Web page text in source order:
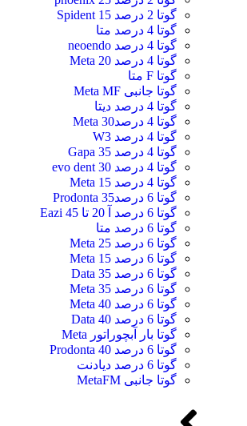
گوتا 2 درصد 15 Spident
گوتا 4 درصد متا
گوتا 4 درصد neoendo
گوتا 4 درصد 20 Meta
گوتا F متا
گوتا جانبی Meta MF
گوتا 4 درصد دیتا
گوتا 4 درصد30 Meta
گوتا 4 درصد W3
گوتا 4 درصد 35 Gapa
گوتا 4 درصد 30 evo dent
گوتا 4 درصد 15 Meta
گوتا 6 درصد35 Prodonta
گوتا 6 درصد آ 20 تا 45 Eazi
گوتا 6 درصد متا
گوتا 6 درصد 25 Meta
گوتا 6 درصد 15 Meta
گوتا 6 درصد 35 Data
گوتا 6 درصد 35 Meta
گوتا 6 درصد 40 Meta
گوتا 6 درصد 40 Data
گوتا بار آبچوراتور Meta
گوتا 6 درصد 40 Prodonta
گوتا 6 درصد دیادنت
گوتا جانبی MetaFM